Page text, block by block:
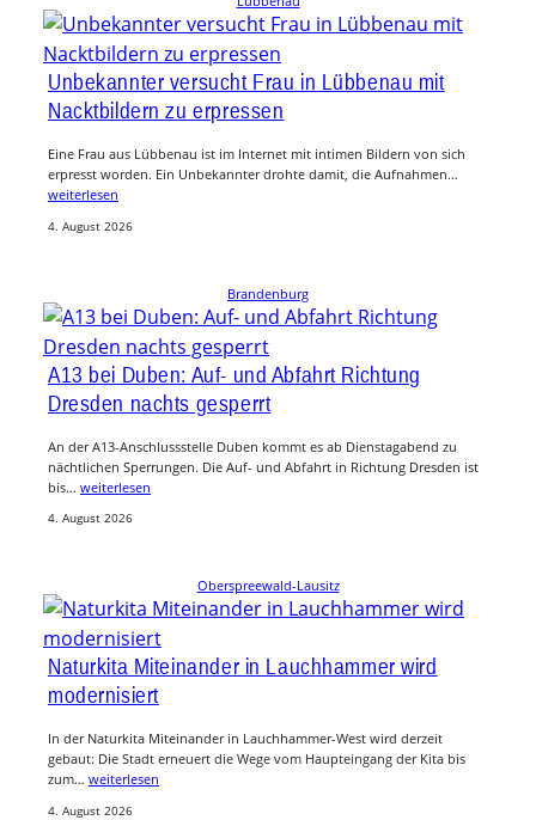
Unbekannter versucht Frau in Lübbenau mit
Nacktbildern zu erpressen
Eine Frau aus Lübbenau ist im Internet mit intimen Bildern von sich
erpresst worden. Ein Unbekannter drohte damit, die Aufnahmen…
weiterlesen
4. August 2026
Brandenburg
A13 bei Duben: Auf- und Abfahrt Richtung
Dresden nachts gesperrt
An der A13-Anschlussstelle Duben kommt es ab Dienstagabend zu
nächtlichen Sperrungen. Die Auf- und Abfahrt in Richtung Dresden ist
bis… weiterlesen
4. August 2026
Oberspreewald-Lausitz
Naturkita Miteinander in Lauchhammer wird
modernisiert
In der Naturkita Miteinander in Lauchhammer-West wird derzeit
gebaut: Die Stadt erneuert die Wege vom Haupteingang der Kita bis
zum… weiterlesen
4. August 2026